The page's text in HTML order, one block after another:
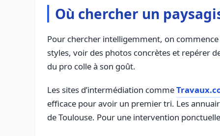
Où chercher un
Pour chercher intelligemment, on
styles, voir des photos concrètes et repérer
du pro colle à son goût.
Les sites d’intermédiation comme
efficace pour avoir un premier tri. Les
de Toulouse. Pour une intervention